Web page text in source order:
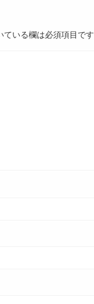
ている欄は必須項目です